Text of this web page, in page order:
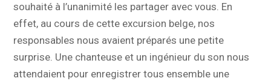
souhaité à l’unanimité les partager avec vous. En
effet, au cours de cette excursion belge, nos
responsables nous avaient préparés une petite
surprise. Une chanteuse et un ingénieur du son nous
attendaient pour enregistrer tous ensemble une